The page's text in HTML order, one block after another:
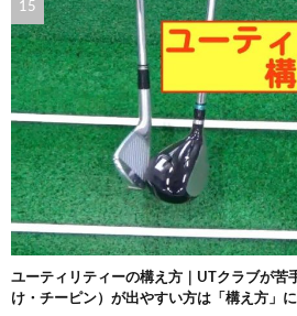
ユーティリティーの構え方｜UTクラブが苦
け・チーピン）が出やすい方は「構え方」